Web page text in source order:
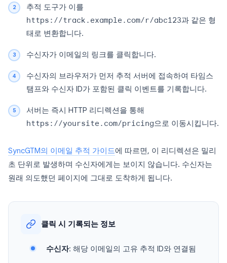
추적 도구가 이를
https://track.example.com/r/abc123과 같은 형
태로 변환합니다.
수신자가 이메일의 링크를 클릭합니다.
수신자의 브라우저가 먼저 추적 서버에 접속하여 타임스
탬프와 수신자 ID가 포함된 클릭 이벤트를 기록합니다.
서버는 즉시 HTTP 리디렉션을 통해
https://yoursite.com/pricing으로 이동시킵니다.
SyncGTM의 이메일 추적 가이드에 따르면, 이 리디렉션은 밀리
초 단위로 발생하며 수신자에게는 보이지 않습니다. 수신자는
원래 의도했던 페이지에 그대로 도착하게 됩니다.
클릭 시 기록되는 정보
수신자: 해당 이메일의 고유 추적 ID와 연결됨